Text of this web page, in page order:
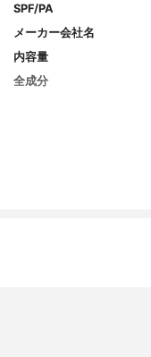
SPF/PA
メーカー会社名
内容量
全成分